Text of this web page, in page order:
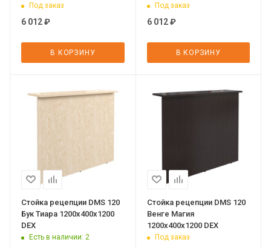
Под заказ
6 012₽
В КОРЗИНУ
Под заказ
6 012₽
В КОРЗИНУ
Стойка рецепции DMS 120
Бук Тиара 1200х400х1200
DEX
Есть в наличии: 2
Стойка рецепции DMS 120
Венге Магия
1200х400х1200 DEX
Под заказ